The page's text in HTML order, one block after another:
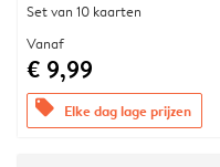
Set van 10 kaarten
Vanaf
€ 9,99
offers Elke dag lage prijzen